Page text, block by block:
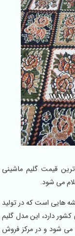
قیمت گلیم ماشینی
می شود.
هایی است که در تولید
دارد، این مدل گلیم
و گلیم 8 رنگ بافت می شود و در مرکز فروش